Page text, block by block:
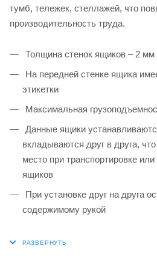
тумб, тележек, стеллажей, что
производительность труда.
Толщина стенок ящиков – 2 мм
На передней стенке ящика
этикетки
Максимальная
Данные ящики
вкладываются друг в друга,
место при транспортировке
ящиков
При установке друг на друга
содержимому рукой